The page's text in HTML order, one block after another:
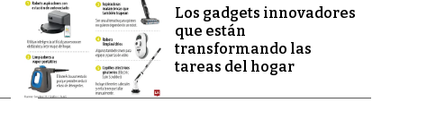
Los gadgets innovadores
que están
transformando las
tareas del hogar